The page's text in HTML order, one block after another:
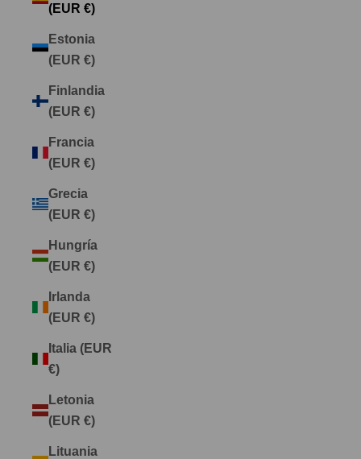
(EUR €)
Estonia
(EUR €)
Finlandia
(EUR €)
Francia
(EUR €)
Grecia
(EUR €)
Hungría
(EUR €)
Irlanda
(EUR €)
Italia (EUR
€)
Letonia
(EUR €)
Lituania